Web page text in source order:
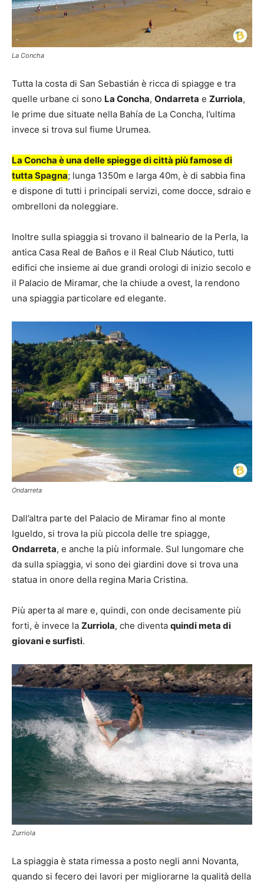
La Concha
Tutta la costa di San Sebastián è ricca di spiagge e tra
quelle urbane ci sono La Concha, Ondarreta e Zurriola,
le prime due situate nella Bahía de La Concha, l’ultima
invece si trova sul fiume Urumea.
La Concha è una delle spiegge di città più famose di
tutta Spagna; lunga 1350m e larga 40m, è di sabbia fina
e dispone di tutti i principali servizi, come docce, sdraio e
ombrelloni da noleggiare.
Inoltre sulla spiaggia si trovano il balneario de la Perla, la
antica Casa Real de Baños e il Real Club Náutico, tutti
edifici che insieme ai due grandi orologi di inizio secolo e
il Palacio de Miramar, che la chiude a ovest, la rendono
una spiaggia particolare ed elegante.
Ondarreta
Dall’altra parte del Palacio de Miramar fino al monte
Igueldo, si trova la più piccola delle tre spiagge,
Ondarreta, e anche la più informale. Sul lungomare che
da sulla spiaggia, vi sono dei giardini dove si trova una
statua in onore della regina Maria Cristina.
Più aperta al mare e, quindi, con onde decisamente più
forti, è invece la Zurriola, che diventa quindi meta di
giovani e surfisti.
Zurriola
La spiaggia è stata rimessa a posto negli anni Novanta,
quando si fecero dei lavori per migliorarne la qualità della